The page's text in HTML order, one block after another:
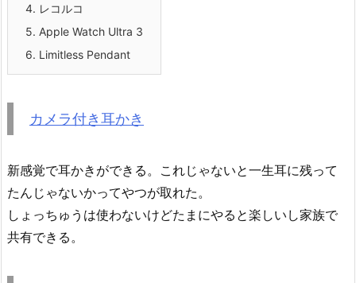
4. レコルコ
5. Apple Watch Ultra 3
6. Limitless Pendant
カメラ付き耳かき
新感覚で耳かきができる。これじゃないと一生耳に残って
たんじゃないかってやつが取れた。
しょっちゅうは使わないけどたまにやると楽しいし家族で
共有できる。